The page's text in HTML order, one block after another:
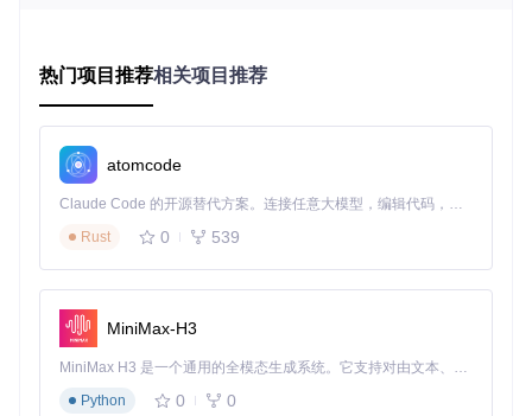
资源类型识别算法
装，该算法也能通过分析文件头信息和数据结构，识别出其真
实类型。这种技术大大提高了资源识别的准确率，减少了误判
情况的发生。
适用场景
：需要保存在线课程视频以便离线学习
开课程页面→启动嗅探工具→筛选视频资源→批量下载
：确保下载行为符合平台的使用条款，尊重知识产权
热门项目推荐相关项目推荐
atomcode
Claude Code 的开源替代方案。连接任意大模型，编辑代码，运行命令，自动验证 — 全自动执行。用 Rust 构建，极致性能。 ｜ An open-source alternative to Claude Code. Connect any LLM, edit code, run commands, and verify changes — autonomously. Built in Rust for speed. Get Started
Rust
0 539
MiniMax-H3
MiniMax H3 是一个通用的全模态生成系统。它支持对由文本、图像、视频和音频组成的多模态上下文进行统一理解，并能生成分辨率高达 2K、时长可达 15 秒的带原生立体声音频的视频。得益于面向任务泛化的系统设计，H3 在预训练阶段就已具备广泛的多模态上下文理解与生成能力，能够出色地执行复杂的多模态指令。
Python
0 0